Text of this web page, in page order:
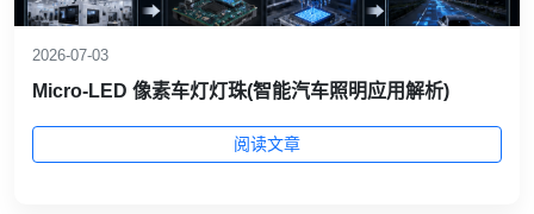
2026-07-03
Micro-LED 像素车灯灯珠(智能汽车照明应用解析)
阅读文章